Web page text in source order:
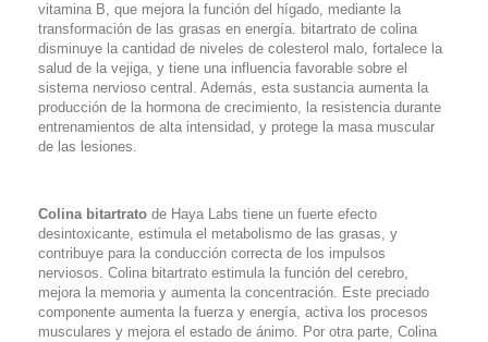
vitamina B, que mejora la función del hígado, mediante la
transformación de las grasas en energía. bitartrato de colina
disminuye la cantidad de niveles de colesterol malo, fortalece la
salud de la vejiga, y tiene una influencia favorable sobre el
sistema nervioso central. Además, esta sustancia aumenta la
producción de la hormona de crecimiento, la resistencia durante
entrenamientos de alta intensidad, y protege la masa muscular
de las lesiones.
Colina bitartrato de Haya Labs tiene un fuerte efecto
desintoxicante, estimula el metabolismo de las grasas, y
contribuye para la conducción correcta de los impulsos
nerviosos. Colina bitartrato estimula la función del cerebro,
mejora la memoria y aumenta la concentración. Este preciado
componente aumenta la fuerza y ​​energía, activa los procesos
musculares y mejora el estado de ánimo. Por otra parte, Colina